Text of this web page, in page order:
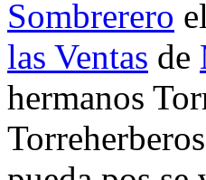
Sombrerero
las Ventas de
hermanos